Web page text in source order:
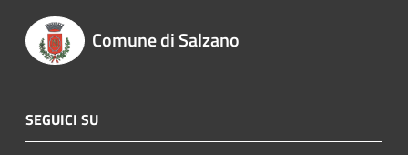
Comune di Salzano
SEGUICI SU